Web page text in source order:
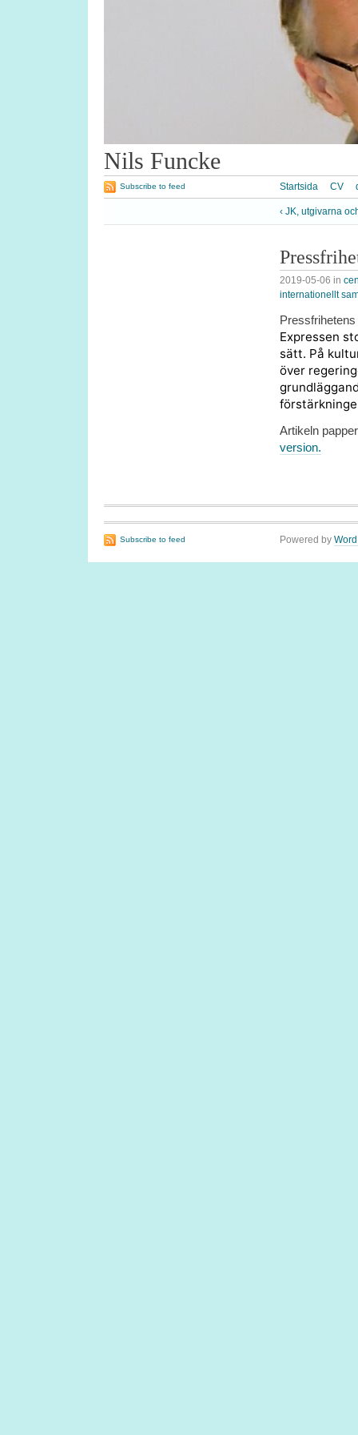
Nils Funcke
Startsida CV
Subscribe to feed
‹ JK, utgivarna
2019-05-06 in
internationellt
Expressen
sätt. På
över
Artikeln
version.
Subscribe to feed Powered by